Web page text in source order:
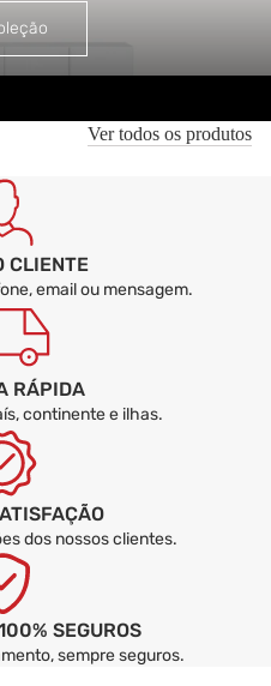
Ver todos os produtos
CLIENTE
email ou mensagem.
RÁPIDA
continente e ilhas.
dos nossos clientes.
SEGUROS
sempre seguros.